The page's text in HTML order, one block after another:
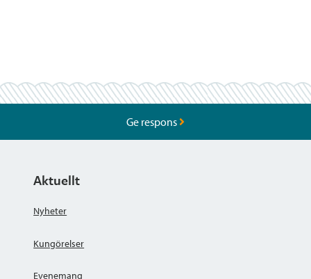
Ge respons
Aktuellt
Nyheter
Kungörelser
Evenemang